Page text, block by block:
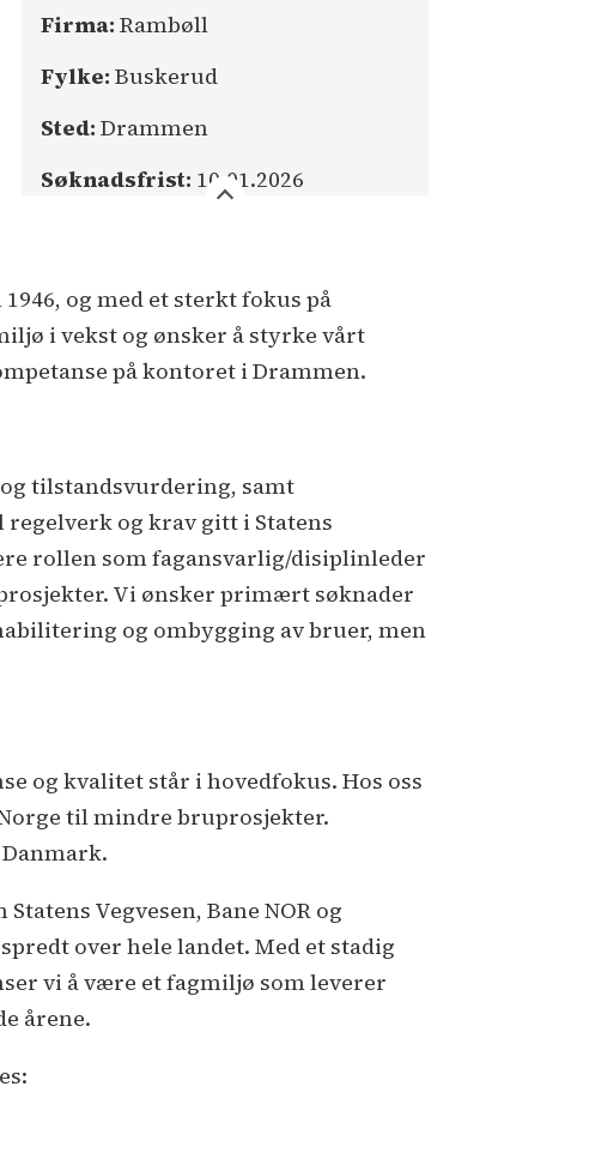
Firma: Rambøll
Fylke: Buskerud
Sted: Drammen
Søknadsfrist: 10.01.2026
og med et sterkt fokus på
i vekst og ønsker å styrke vårt
på kontoret i Drammen.
tilstandsvurdering, samt
og krav gitt i Statens
rollen som fagansvarlig/disiplinleder
Vi ønsker primært søknader
og ombygging av bruer, men
og kvalitet står i hovedfokus. Hos oss
til mindre bruprosjekter.
Vegvesen, Bane NOR og
over hele landet. Med et stadig
vi å være et fagmiljø som leverer
årene.